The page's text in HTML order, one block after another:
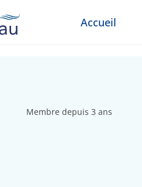
Accueil
Membre depuis 3 ans